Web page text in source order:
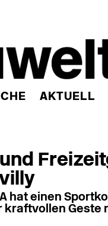
AKTUELL
hat einen
kraftvollen Geste